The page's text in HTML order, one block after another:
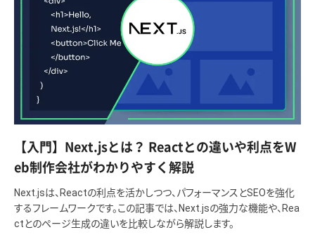
【入門】Next.jsとは？ Reactとの違いや利点をW
eb制作会社がわかりやすく解説
Next.jsは、Reactの利点を活かしつつ、パフォーマンスとSEOを強化
するフレームワークです。この記事では、Next.jsの強力な機能や、Rea
ctとのページ生成の違いを比較しながら解説します。